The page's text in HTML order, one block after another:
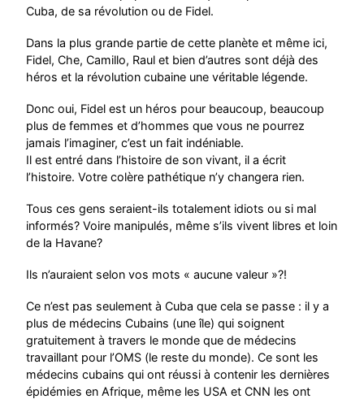
Cuba, de sa révolution ou de Fidel.
Dans la plus grande partie de cette planète et même ici,
Fidel, Che, Camillo, Raul et bien d’autres sont déjà des
héros et la révolution cubaine une véritable légende.
Donc oui, Fidel est un héros pour beaucoup, beaucoup
plus de femmes et d’hommes que vous ne pourrez
jamais l’imaginer, c’est un fait indéniable.
Il est entré dans l’histoire de son vivant, il a écrit
l’histoire. Votre colère pathétique n’y changera rien.
Tous ces gens seraient-ils totalement idiots ou si mal
informés? Voire manipulés, même s’ils vivent libres et loin
de la Havane?
Ils n’auraient selon vos mots « aucune valeur »?!
Ce n’est pas seulement à Cuba que cela se passe : il y a
plus de médecins Cubains (une île) qui soignent
gratuitement à travers le monde que de médecins
travaillant pour l’OMS (le reste du monde). Ce sont les
médecins cubains qui ont réussi à contenir les dernières
épidémies en Afrique, même les USA et CNN les ont